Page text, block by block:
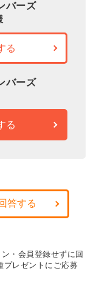
バーズ
る
バーズ
る
答する
・会員登録せずに回
プレゼントにご応募